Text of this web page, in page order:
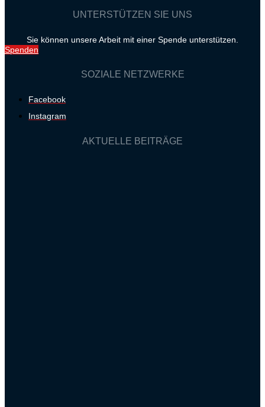
UNTERSTÜTZEN SIE UNS
Sie können unsere Arbeit mit einer Spende unterstützen.
Spenden
SOZIALE NETZWERKE
Facebook
Instagram
AKTUELLE BEITRÄGE